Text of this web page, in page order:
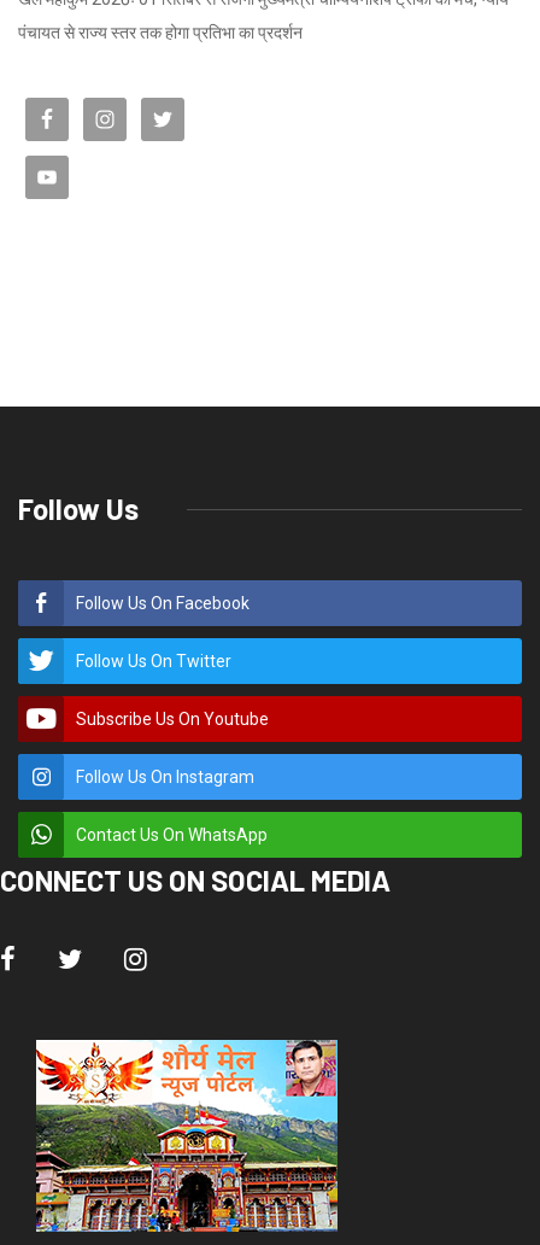
पंचायत से राज्य स्तर तक होगा प्रतिभा का प्रदर्शन
Follow Us
Follow Us On Facebook
Follow Us On Twitter
Subscribe Us On Youtube
Follow Us On Instagram
Contact Us On WhatsApp
CONNECT US ON SOCIAL MEDIA